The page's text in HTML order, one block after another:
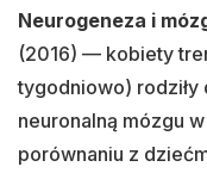
Neurogeneza i
(2016) — kobiety
tygodniowo)
neuronalną mózgu
porównaniu z